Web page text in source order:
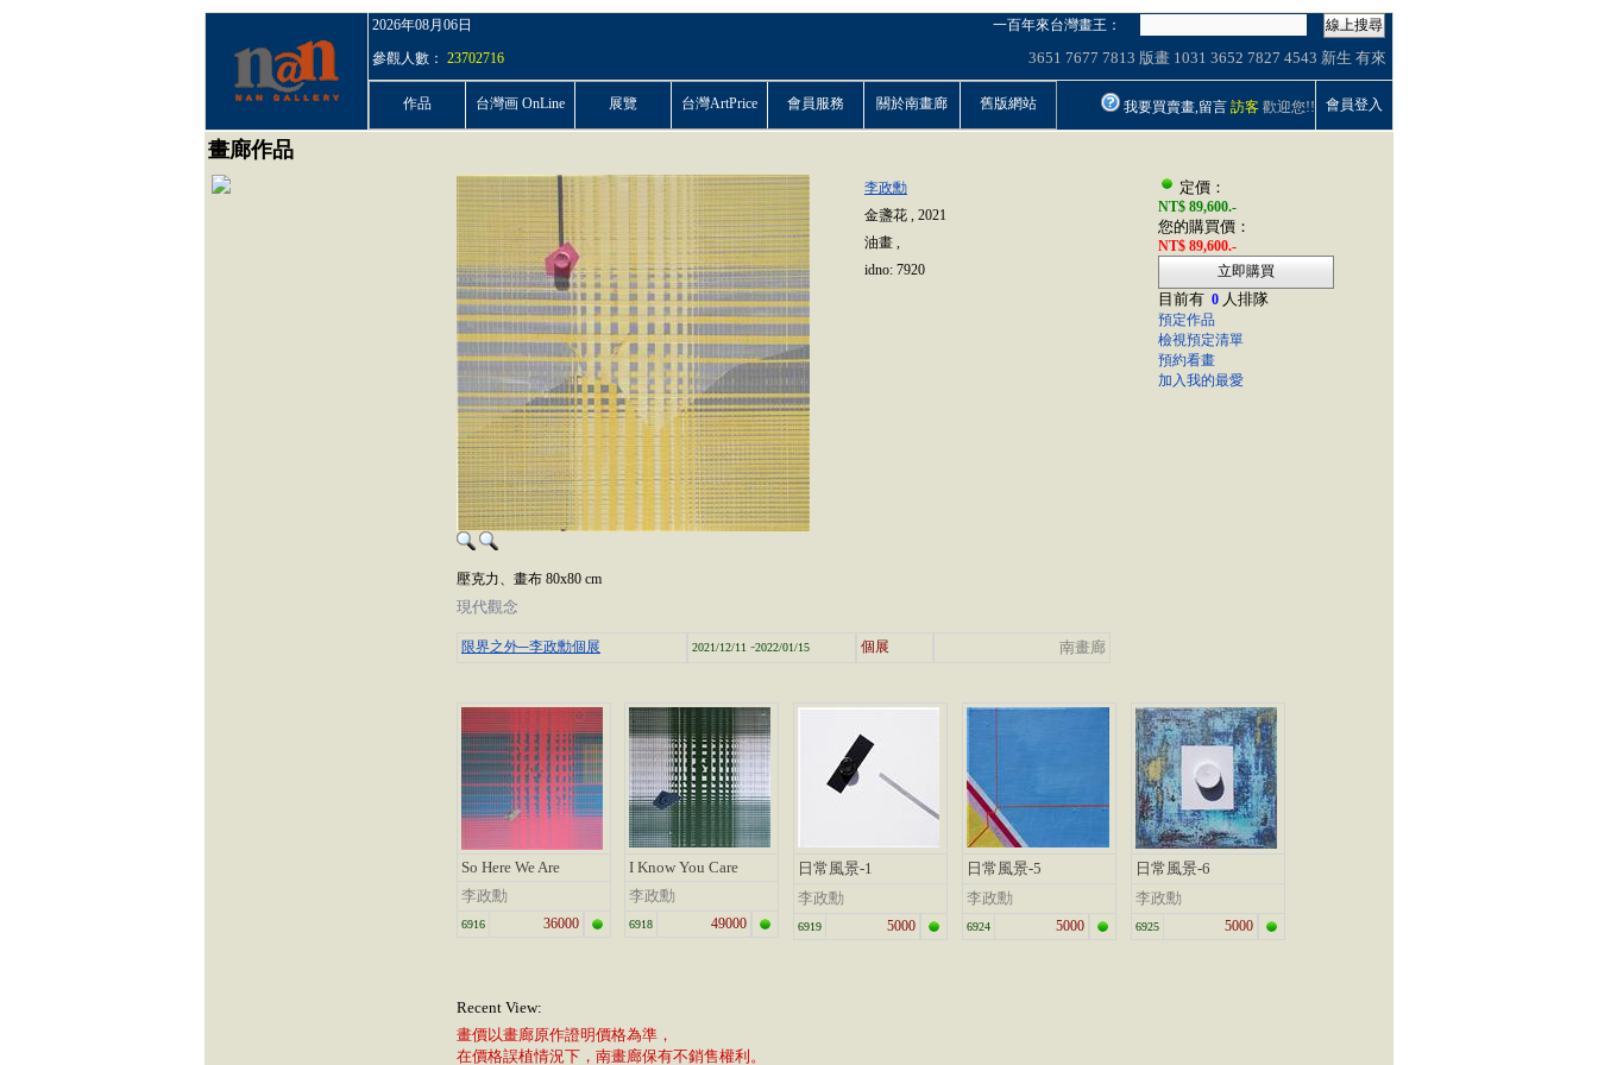
2026年08月06日 一百年來台灣畫王：
線上搜尋
參觀人數： 23702716 3651 7677 7813 版畫 1031 3652 7827 4543 新生 有來
作品 台灣画 OnLine 展覽 台灣ArtPrice 會員服務 關於南畫廊 舊版網站 我要買賣畫,留言 訪客 歡迎您!! 會員登入
畫廊作品
李政勳
金盞花 , 2021
油畫 ,
idno: 7920
定價：
NT$ 89,600.-
您的購買價：
NT$ 89,600.-
立即購買
目前有 0 人排隊
預定作品
檢視預定清單
預約看畫
加入我的最愛
壓克力、畫布 80x80 cm
現代觀念
限界之外─李政勳個展 2021/12/11 -2022/01/15 個展 南畫廊
So Here We Are
李政勳
6916 36000
I Know You Care
李政勳
6918 49000
日常風景-1
李政勳
6919 5000
日常風景-5
李政勳
6924 5000
日常風景-6
李政勳
6925 5000
Recent View:
畫價以畫廊原作證明價格為準，
在價格誤植情況下，南畫廊保有不銷售權利。